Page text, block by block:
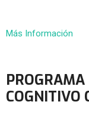
Más Información
COGNITIVO